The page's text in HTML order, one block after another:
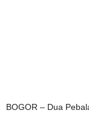
BOGOR – Dua